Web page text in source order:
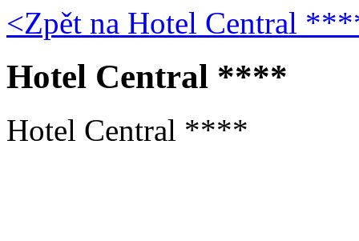
<Zpět na Hotel Central
Hotel Central ****
Hotel Central ****